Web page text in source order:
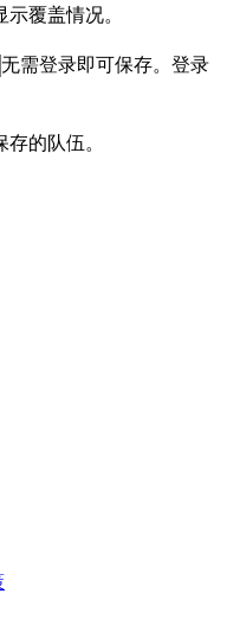
覆盖情况。
无需登录即可保存。登录
的队伍。